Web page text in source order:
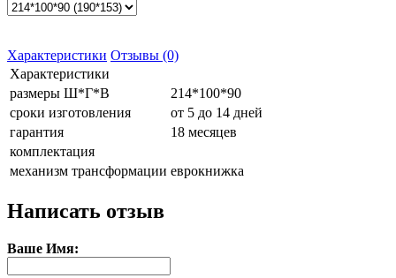
Характеристики Отзывы (0)
Характеристики
размеры Ш*Г*В
214*100*90
сроки изготовления
от 5 до 14 дней
гарантия
18 месяцев
комплектация
механизм трансформации еврокнижка
Написать отзыв
Ваше Имя: